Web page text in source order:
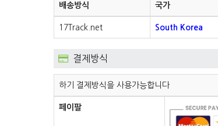
배송방식 국가
17Track.net South Korea
결제방식
하기 결제방식을 사용가능합니다
페이팔